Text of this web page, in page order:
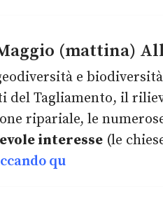
(mattina)
e
del Tagliamento, il
ripariale, le
interesse (le
qu